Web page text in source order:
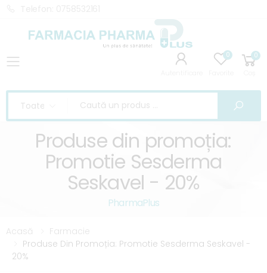
Toggle mobile menu
0 0
Caută
Produse din promoția:
Promotie Sesderma
Seskavel - 20%
PharmaPlus
Acasă
Farmacie
Produse Din Promoția: Promotie Sesderma Seskavel -
20%